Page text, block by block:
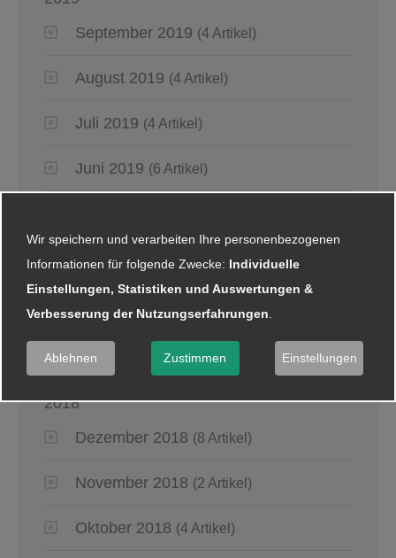
September 2019 (4 Artikel)
August 2019 (4 Artikel)
Juli 2019 (4 Artikel)
Juni 2019 (6 Artikel)
April 2019 (4 Artikel)
Januar 2019
2018
Dezember 2018 (8 Artikel)
November 2018 (2 Artikel)
Oktober 2018 (4 Artikel)
Wir speichern und verarbeiten Ihre personenbezogenen
Informationen für folgende Zwecke: Individuelle
Einstellungen, Statistiken und Auswertungen &
Verbesserung der Nutzungserfahrungen
Ablehnen Zustimmen Einstellungen